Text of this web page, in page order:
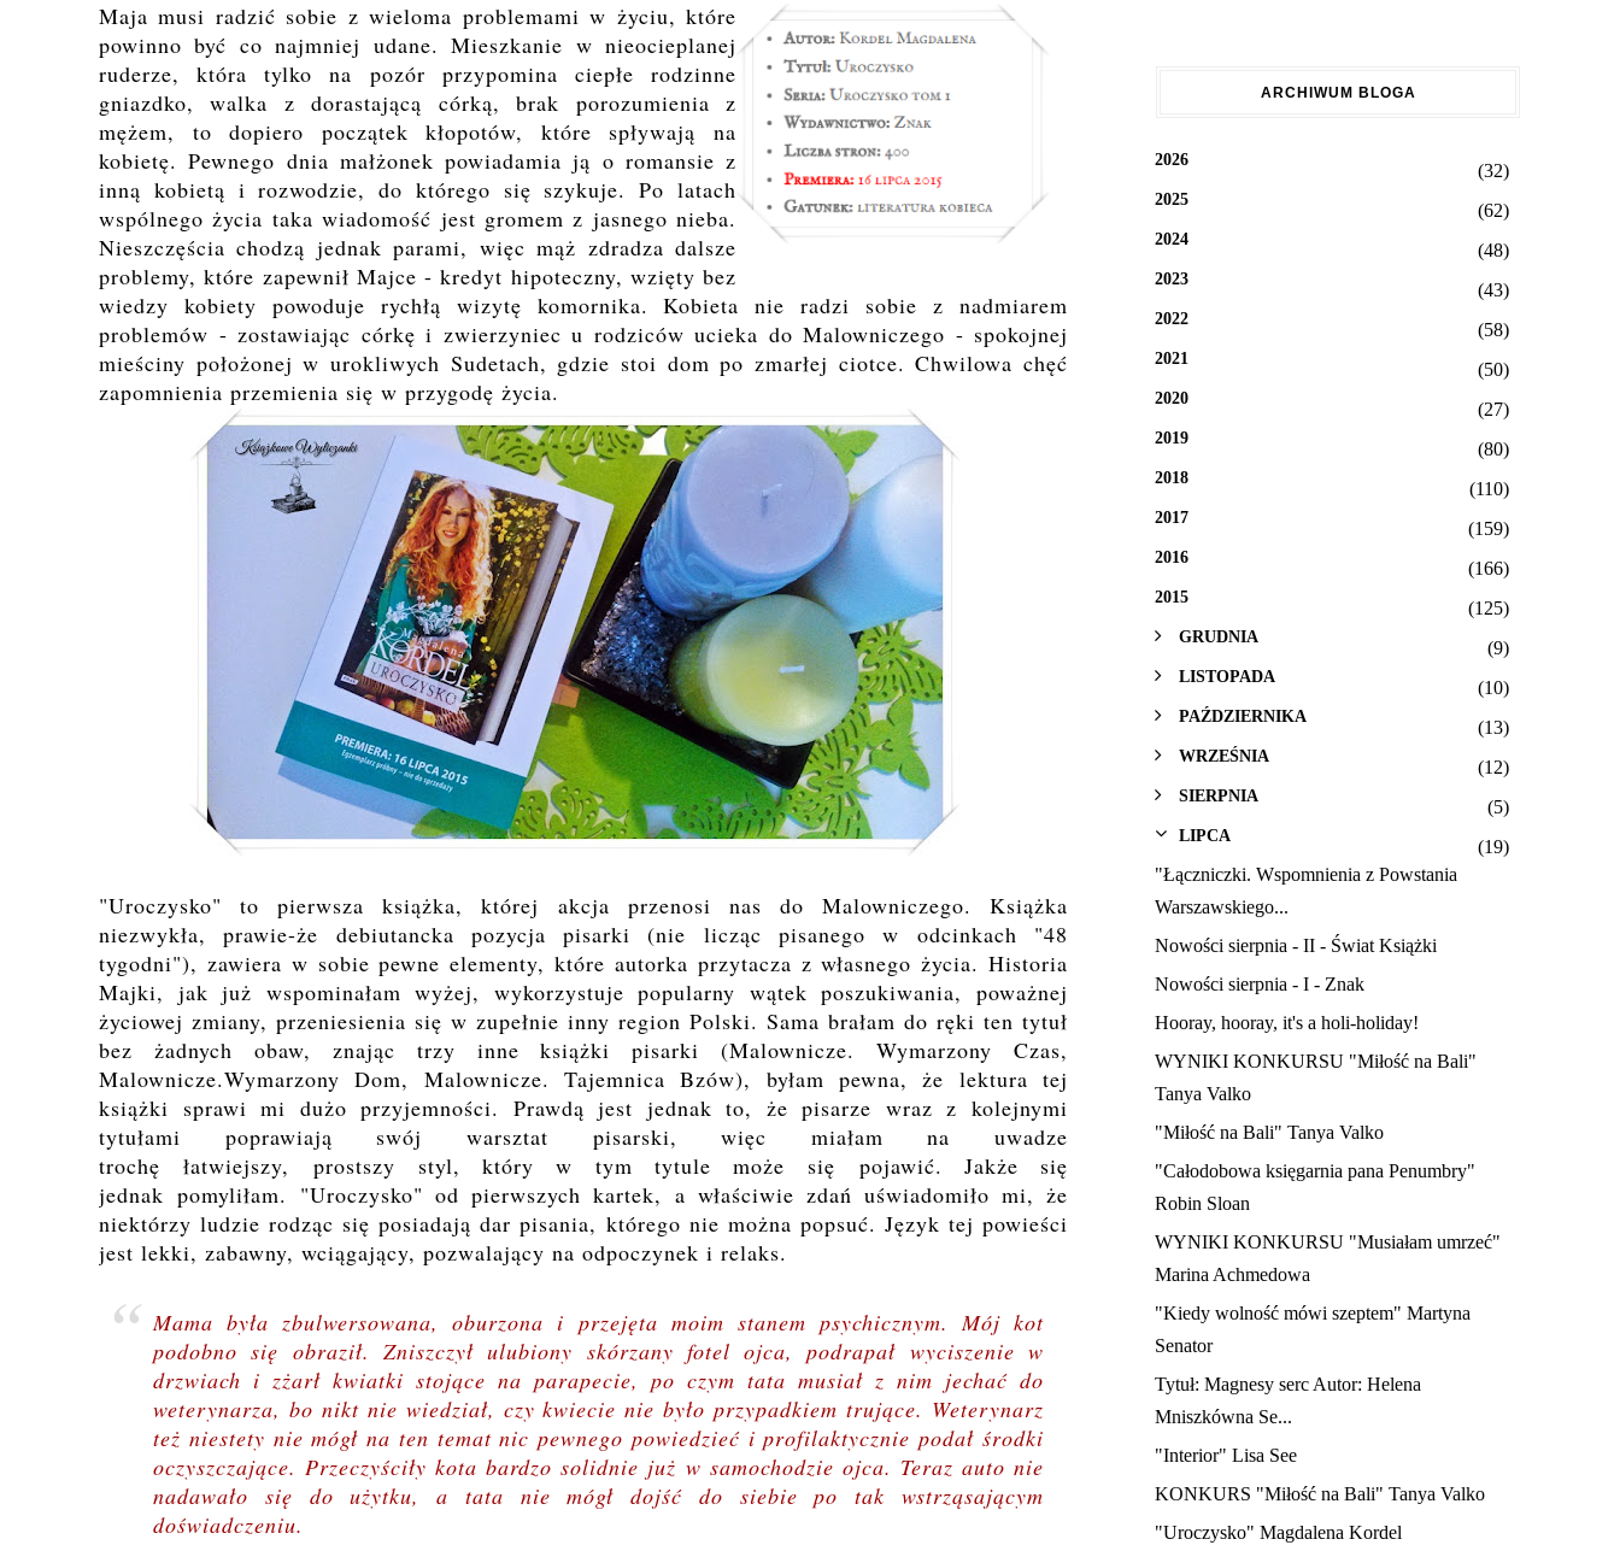
Maja musi radzić sobie z wieloma problemami w życiu, które
powinno być co najmniej udane. Mieszkanie w nieocieplanej
ruderze, która tylko na pozór przypomina ciepłe rodzinne
gniazdko, walka z dorastającą córką, brak porozumienia z
mężem, to dopiero początek kłopotów, które spływają na
kobietę. Pewnego dnia małżonek powiadamia ją o romansie z
inną kobietą i rozwodzie, do którego się szykuje. Po latach
wspólnego życia taka wiadomość jest gromem z jasnego nieba.
Nieszczęścia chodzą jednak parami, więc mąż zdradza dalsze
problemy, które zapewnił Majce - kredyt hipoteczny, wzięty bez
wiedzy kobiety powoduje rychłą wizytę komornika. Kobieta nie radzi sobie z nadmiarem
problemów - zostawiając córkę i zwierzyniec u rodziców ucieka do Malowniczego - spokojnej
mieściny położonej w urokliwych Sudetach, gdzie stoi dom po zmarłej ciotce. Chwilowa chęć
zapomnienia przemienia się w przygodę życia.
"Uroczysko" to pierwsza książka, której akcja przenosi nas do Malowniczego. Książka
niezwykła, prawie-że debiutancka pozycja pisarki (nie licząc pisanego w odcinkach "48
tygodni"), zawiera w sobie pewne elementy, które autorka przytacza z własnego życia. Historia
Majki, jak już wspominałam wyżej, wykorzystuje popularny wątek poszukiwania, poważnej
życiowej zmiany, przeniesienia się w zupełnie inny region Polski. Sama brałam do ręki ten tytuł
bez żadnych obaw, znając trzy inne książki pisarki (Malownicze. Wymarzony Czas,
Malownicze.Wymarzony Dom, Malownicze. Tajemnica Bzów), byłam pewna, że lektura tej
książki sprawi mi dużo przyjemności. Prawdą jest jednak to, że pisarze wraz z kolejnymi
tytułami poprawiają swój warsztat pisarski, więc miałam na uwadze
trochę łatwiejszy, prostszy styl, który w tym tytule może się pojawić. Jakże się
jednak pomyliłam. "Uroczysko" od pierwszych kartek, a właściwie zdań uświadomiło mi, że
niektórzy ludzie rodząc się posiadają dar pisania, którego nie można popsuć. Język tej powieści
jest lekki, zabawny, wciągający, pozwalający na odpoczynek i relaks.
Mama była zbulwersowana, oburzona i przejęta moim stanem psychicznym. Mój kot
podobno się obraził. Zniszczył ulubiony skórzany fotel ojca, podrapał wyciszenie w
drzwiach i zżarł kwiatki stojące na parapecie, po czym tata musiał z nim jechać do
weterynarza, bo nikt nie wiedział, czy kwiecie nie było przypadkiem trujące. Weterynarz
też niestety nie mógł na ten temat nic pewnego powiedzieć i profilaktycznie podał środki
oczyszczające. Przeczyściły kota bardzo solidnie już w samochodzie ojca. Teraz auto nie
nadawało się do użytku, a tata nie mógł dojść do siebie po tak wstrząsającym
doświadczeniu.
ARCHIWUM BLOGA
2026
(32)
2025
(62)
2024
(48)
2023
(43)
2022
(58)
2021
(50)
2020
(27)
2019
(80)
2018
(110)
2017
(159)
2016
(166)
2015
(125)
GRUDNIA
(9)
LISTOPADA
(10)
PAŹDZIERNIKA
(13)
WRZEŚNIA
(12)
SIERPNIA
(5)
LIPCA
(19)
"Łączniczki. Wspomnienia z Powstania
Warszawskiego...
Nowości sierpnia - II - Świat Książki
Nowości sierpnia - I - Znak
Hooray, hooray, it's a holi-holiday!
WYNIKI KONKURSU "Miłość na Bali"
Tanya Valko
"Miłość na Bali" Tanya Valko
"Całodobowa księgarnia pana Penumbry"
Robin Sloan
WYNIKI KONKURSU "Musiałam umrzeć"
Marina Achmedowa
"Kiedy wolność mówi szeptem" Martyna
Senator
Tytuł: Magnesy serc Autor: Helena
Mniszkówna Se...
"Interior" Lisa See
KONKURS "Miłość na Bali" Tanya Valko
"Uroczysko" Magdalena Kordel